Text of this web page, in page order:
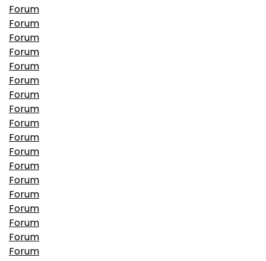
Forum
Forum
Forum
Forum
Forum
Forum
Forum
Forum
Forum
Forum
Forum
Forum
Forum
Forum
Forum
Forum
Forum
Forum